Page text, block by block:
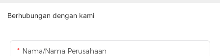
Berhubungan dengan kami
Nama/Nama Perusahaan